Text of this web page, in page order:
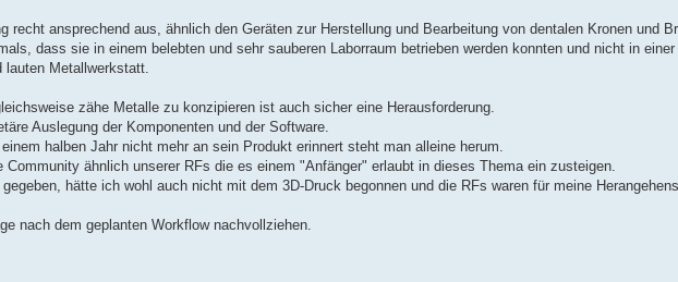
recht ansprechend aus, ähnlich den Geräten zur Herstellung und Bearbeitung von dentalen Kronen und
dass sie in einem belebten und sehr sauberen Laborraum betrieben werden konnten und nicht in
lauten Metallwerkstatt.
zähe Metalle zu konzipieren ist auch sicher eine Herausforderung.
Auslegung der Komponenten und der Software.
halben Jahr nicht mehr an sein Produkt erinnert steht man alleine herum.
Community ähnlich unserer RFs die es einem "Anfänger" erlaubt in dieses Thema ein zusteigen.
hätte ich wohl auch nicht mit dem 3D-Druck begonnen und die RFs waren für meine
nach dem geplanten Workflow nachvollziehen.